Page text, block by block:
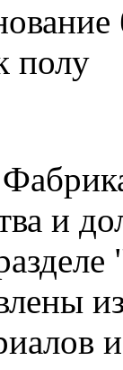
полу
и